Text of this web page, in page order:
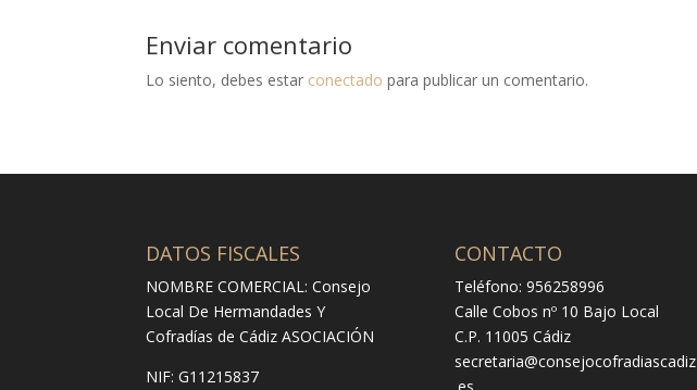
Enviar comentario
Lo siento, debes estar conectado para publicar un comentario.
DATOS FISCALES
NOMBRE COMERCIAL: Consejo
Local De Hermandades Y
Cofradías de Cádiz ASOCIACIÓN
NIF: G11215837
CONTACTO
Teléfono: 956258996
Calle Cobos nº 10 Bajo Local
C.P. 11005 Cádiz
secretaria@consejocofradiascadiz